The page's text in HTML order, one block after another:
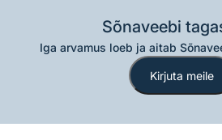
Sõnaveebi
Iga arvamus loeb ja aitab
Kirjuta meile